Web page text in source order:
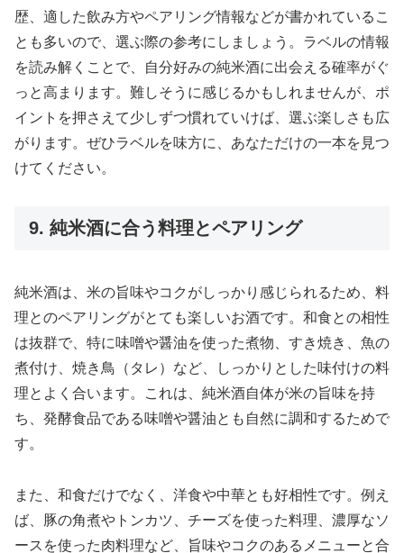
歴、適した飲み方やペアリング情報などが書かれているこ
とも多いので、選ぶ際の参考にしましょう。ラベルの情報
を読み解くことで、自分好みの純米酒に出会える確率がぐ
っと高まります。難しそうに感じるかもしれませんが、ポ
イントを押さえて少しずつ慣れていけば、選ぶ楽しさも広
がります。ぜひラベルを味方に、あなただけの一本を見つ
けてください。
9. 純米酒に合う料理とペアリング
純米酒は、米の旨味やコクがしっかり感じられるため、料
理とのペアリングがとても楽しいお酒です。和食との相性
は抜群で、特に味噌や醤油を使った煮物、すき焼き、魚の
煮付け、焼き鳥（タレ）など、しっかりとした味付けの料
理とよく合います。これは、純米酒自体が米の旨味を持
ち、発酵食品である味噌や醤油とも自然に調和するためで
す。
また、和食だけでなく、洋食や中華とも好相性です。例え
ば、豚の角煮やトンカツ、チーズを使った料理、濃厚なソ
ースを使った肉料理など、旨味やコクのあるメニューと合